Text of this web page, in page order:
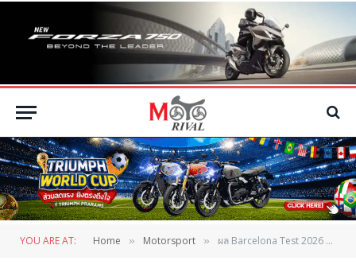
YOU ARE AT: Home » Motorsport » ผล Barcelona Test 2026 FP1